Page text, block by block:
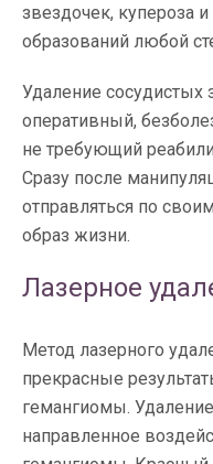
звездочек, купероза
образований любой
Удаление сосудистых
оперативный,
не требующий
Сразу после
отправляться по
образ жизни.
Лазерное
Метод лазерного
прекрасные
гемангиомы.
направленное